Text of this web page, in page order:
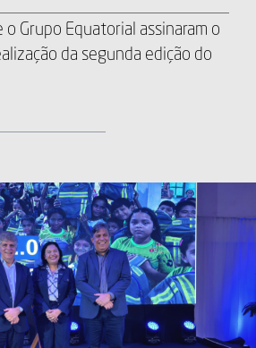
o Grupo Equatorial assinaram o
da segunda edição do